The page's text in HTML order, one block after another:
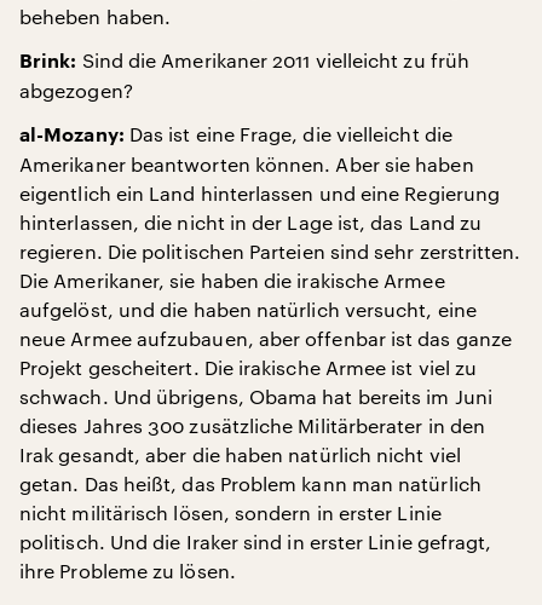
beheben haben.
Brink: Sind die Amerikaner 2011 vielleicht zu früh
abgezogen?
al-Mozany: Das ist eine Frage, die vielleicht die
Amerikaner beantworten können. Aber sie haben
eigentlich ein Land hinterlassen und eine Regierung
hinterlassen, die nicht in der Lage ist, das Land zu
regieren. Die politischen Parteien sind sehr zerstritten.
Die Amerikaner, sie haben die irakische Armee
aufgelöst, und die haben natürlich versucht, eine
neue Armee aufzubauen, aber offenbar ist das ganze
Projekt gescheitert. Die irakische Armee ist viel zu
schwach. Und übrigens, Obama hat bereits im Juni
dieses Jahres 300 zusätzliche Militärberater in den
Irak gesandt, aber die haben natürlich nicht viel
getan. Das heißt, das Problem kann man natürlich
nicht militärisch lösen, sondern in erster Linie
politisch. Und die Iraker sind in erster Linie gefragt,
ihre Probleme zu lösen.